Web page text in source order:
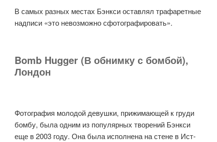
В самых разных местах Бэнкси оставлял трафаретные
надписи «это невозможно сфотографировать».
Bomb Hugger (В обнимку с бомбой),
Лондон
Фотография молодой девушки, прижимающей к груди
бомбу, была одним из популярных творений Бэнкси
еще в 2003 году. Она была исполнена на стене в Ист-